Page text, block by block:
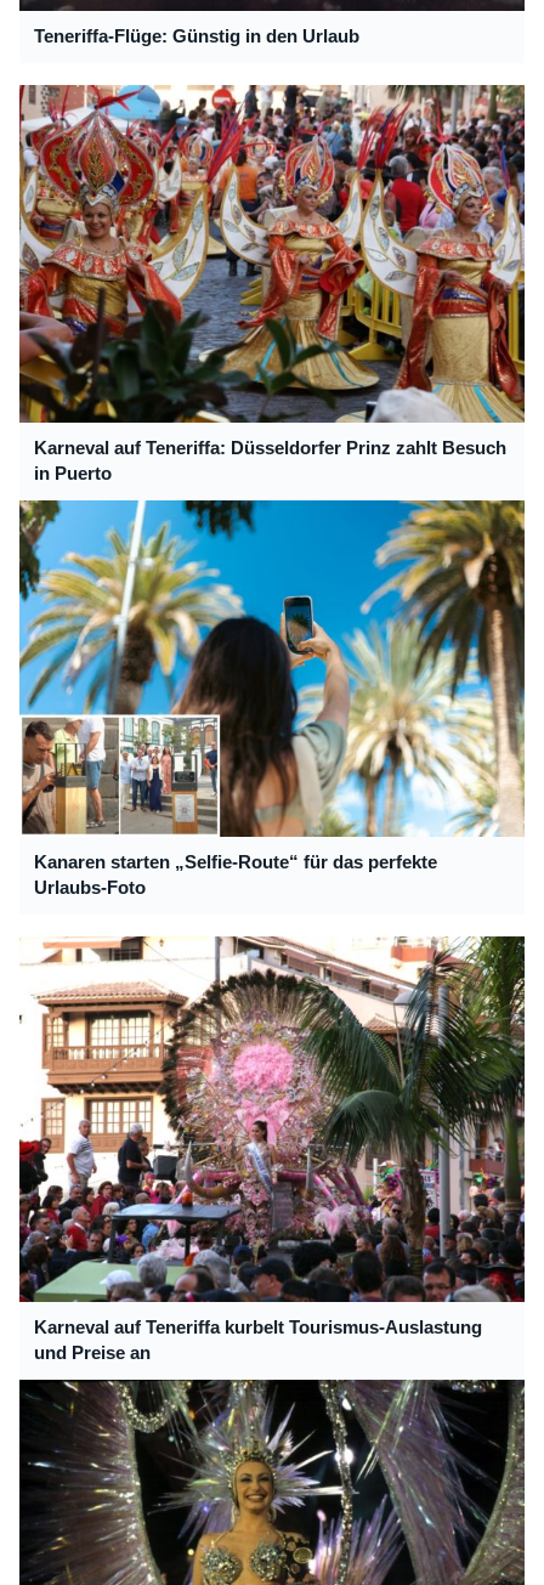
Teneriffa-Flüge: Günstig in den Urlaub
Karneval auf Teneriffa: Düsseldorfer Prinz zahlt Besuch
in Puerto
Kanaren starten „Selfie-Route“ für das perfekte
Urlaubs-Foto
Karneval auf Teneriffa kurbelt Tourismus-Auslastung
und Preise an